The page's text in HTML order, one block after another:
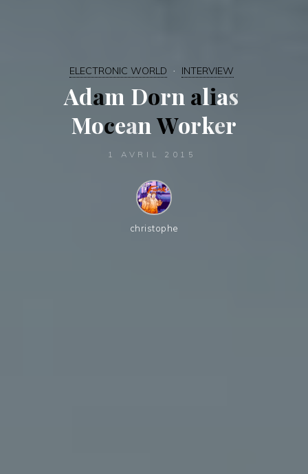
ELECTRONIC WORLD INTERVIEW
Adam Dor
rn al
lias
Moce
ean Work
ker
1 AVRIL 2015
christophe